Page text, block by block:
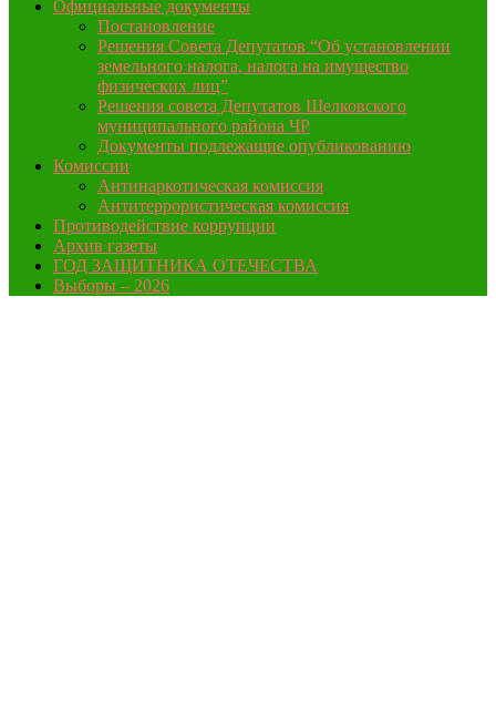
Официальные документы
Постановление
Решения Совета Депутатов “Об установлении
земельного налога, налога на имущество
физических лиц”
Решения совета Депутатов Шелковского
муниципального района ЧР
Документы подлежащие опубликованию
Комиссии
Антинаркотическая комиссия
Антитеррористическая комиссия
Противодействие коррупции
Архив газеты
ГОД ЗАЩИТНИКА ОТЕЧЕСТВА
Выборы – 2026